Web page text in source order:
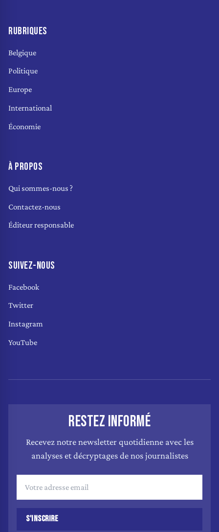
RUBRIQUES
Belgique
Politique
Europe
International
Économie
À PROPOS
Qui sommes-nous ?
Contactez-nous
Éditeur responsable
SUIVEZ-NOUS
Facebook
Twitter
Instagram
YouTube
RESTEZ INFORMÉ
Recevez notre newsletter quotidienne avec les
analyses et décryptages de nos journalistes
S'INSCRIRE